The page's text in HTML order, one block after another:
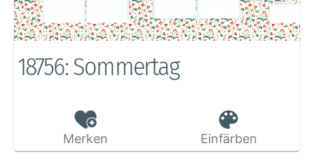
18756: Sommertag
Merken Einfärben